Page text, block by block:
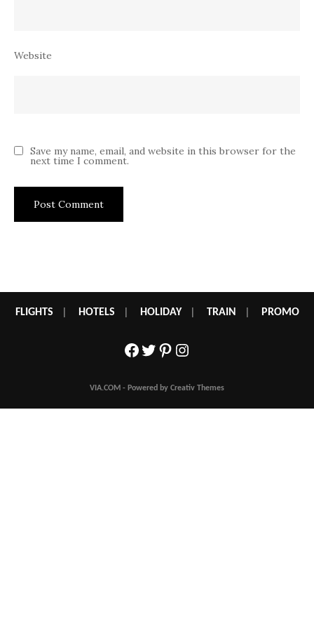
Website
Save my name, email, and website in this browser for the
next time I comment.
FLIGHTS HOTELS HOLIDAY| TRAIN PROMO
Facebook
Twitter
Pinterest
Instagram
VIA.COM - Powered by Creativ Themes